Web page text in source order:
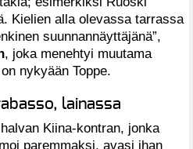
Kielien alla olevassa tarrassa
suunnannäyttäjänä”,
, joka menehtyi muutama
nykyään Toppe.
lainassa
Kiina-kontran, jonka
paremmaksi, avasi ihan